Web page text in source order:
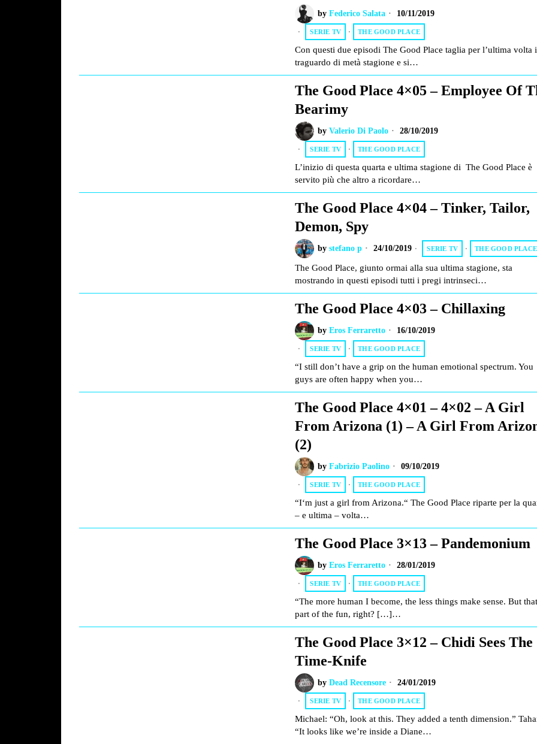
by Federico Salata 10/11/2019
SERIE TV · THE GOOD PLACE
Con questi due episodi The Good Place taglia per l’ultima volta
traguardo di metà stagione e si…
The Good Place 4×05 – Employee Of
Bearimy
by Valerio Di Paolo 28/10/2019
SERIE TV · THE GOOD PLACE
L’inizio di questa quarta e ultima stagione di The Good Place è
servito più che altro a ricordare…
The Good Place 4×04 – Tinker, Tailor,
Demon, Spy
by stefano p 24/10/2019 SERIE TV · THE GOOD PLACE
The Good Place, giunto ormai alla sua ultima stagione, sta
mostrando in questi episodi tutti i pregi intrinseci…
The Good Place 4×03 – Chillaxing
by Eros Ferraretto 16/10/2019
SERIE TV · THE GOOD PLACE
“I still don’t have a grip on the human emotional spectrum. You
guys are often happy when you…
The Good Place 4×01 – 4×02 – A Girl
From Arizona (1) – A Girl From
(2)
by Fabrizio Paolino 09/10/2019
SERIE TV · THE GOOD PLACE
“I‘m just a girl from Arizona.“ The Good Place riparte per la
– e ultima – volta…
The Good Place 3×13 – Pandemonium
by Eros Ferraretto 28/01/2019
SERIE TV · THE GOOD PLACE
“The more human I become, the less things make sense. But
part of the fun, right? […]…
The Good Place 3×12 – Chidi Sees The
Time-Knife
by Dead Recensore 24/01/2019
SERIE TV · THE GOOD PLACE
Michael: “Oh, look at this. They added a tenth dimension.”
“It looks like we’re inside a Diane…